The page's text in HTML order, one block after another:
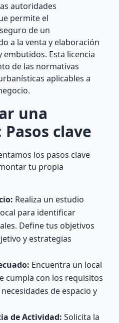
autoridades
permite el
de un
a la venta y elaboración
Esta licencia
de las normativas
aplicables a
una
clave
los pasos clave
tu propia
Realiza un estudio
para identificar
Define tus objetivos
y estrategias
Encuentra un local
cumpla con los requisitos
de espacio y
de Actividad: Solicita la